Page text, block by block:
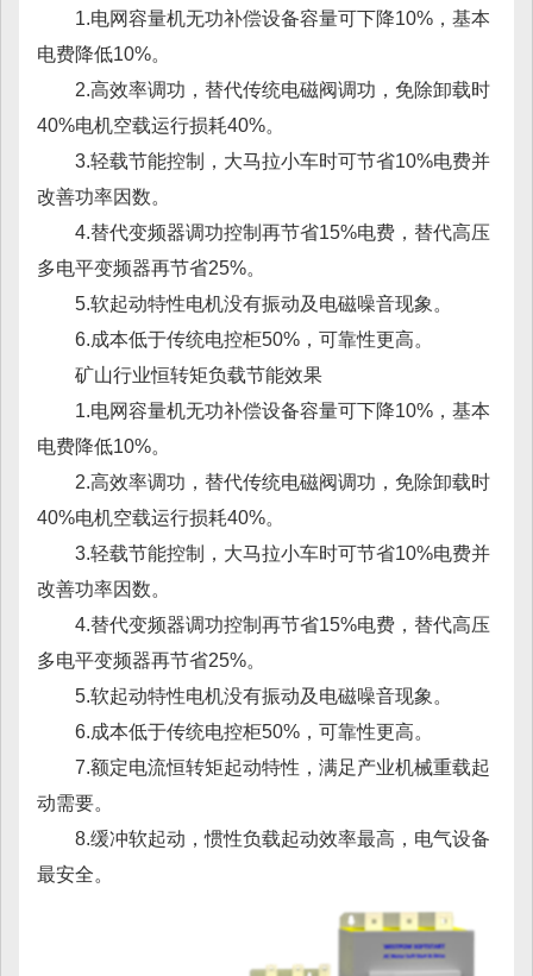
1.电网容量机无功补偿设备容量可下降10%，基本
电费降低10%。
2.高效率调功，替代传统电磁阀调功，免除卸载时
40%电机空载运行损耗40%。
3.轻载节能控制，大马拉小车时可节省10%电费并
改善功率因数。
4.替代变频器调功控制再节省15%电费，替代高压
多电平变频器再节省25%。
5.软起动特性电机没有振动及电磁噪音现象。
6.成本低于传统电控柜50%，可靠性更高。
矿山行业恒转矩负载节能效果
1.电网容量机无功补偿设备容量可下降10%，基本
电费降低10%。
2.高效率调功，替代传统电磁阀调功，免除卸载时
40%电机空载运行损耗40%。
3.轻载节能控制，大马拉小车时可节省10%电费并
改善功率因数。
4.替代变频器调功控制再节省15%电费，替代高压
多电平变频器再节省25%。
5.软起动特性电机没有振动及电磁噪音现象。
6.成本低于传统电控柜50%，可靠性更高。
7.额定电流恒转矩起动特性，满足产业机械重载起
动需要。
8.缓冲软起动，惯性负载起动效率最高，电气设备
最安全。